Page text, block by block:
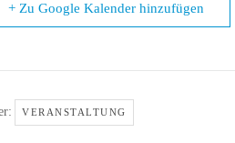
+ Zu Google Kalender hinzufügen
VERANSTALTUNG